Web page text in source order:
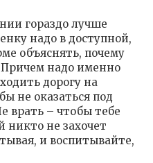
гораздо лучше
надо в доступной,
объяснять, почему
надо именно
дорогу на
не оказаться под
врать – чтобы тебе
никто не захочет
и воспитывайте,